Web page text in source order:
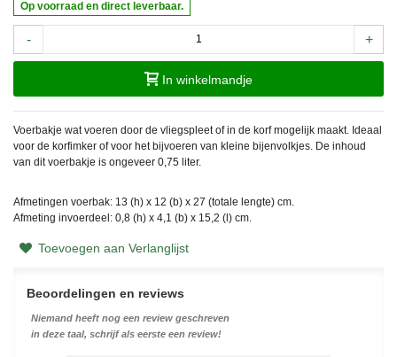
Op voorraad en direct leverbaar.
- +
In winkelmandje
Voerbakje wat voeren door de vliegspleet of in de korf mogelijk maakt. Ideaal
voor de korfimker of voor het bijvoeren van kleine bijenvolkjes. De inhoud
van dit voerbakje is ongeveer 0,75 liter.
Afmetingen voerbak: 13 (h) x 12 (b) x 27 (totale lengte) cm.
Afmeting invoerdeel: 0,8 (h) x 4,1 (b) x 15,2 (l) cm.
Toevoegen aan Verlanglijst
Beoordelingen en reviews
Niemand heeft nog een review geschreven
in deze taal, schrijf als eerste een review!